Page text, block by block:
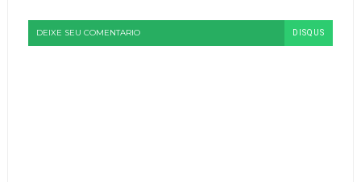
DEIXE SEU COMENTARIO DISQUS